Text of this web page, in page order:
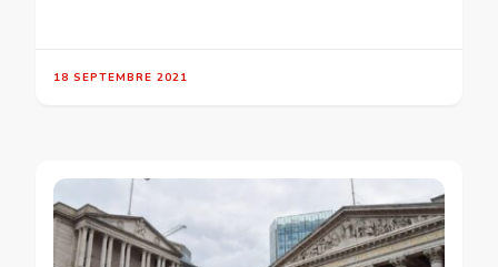
18 SEPTEMBRE 2021